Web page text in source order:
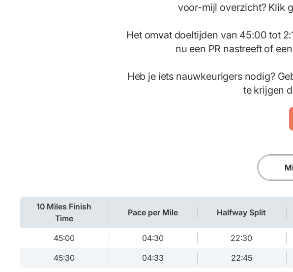
voor-mijl overzicht? Klik
Het omvat doeltijden van 45:00 tot
nu een PR nastreeft of
Heb je iets nauwkeurigers nodig?
te krijgen
10 Miles Finish
Time
Pace per Mile Halfway Split
45:00 04:30 22:30
45:30
04:33 22:45